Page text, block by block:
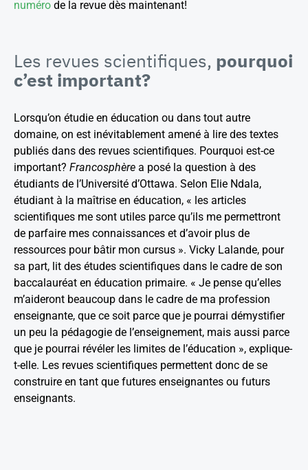
numéro de la revue dès maintenant!
Les revues scientifiques, pourquoi
c’est important?
Lorsqu’on étudie en éducation ou dans tout autre
domaine, on est inévitablement amené à lire des textes
publiés dans des revues scientifiques. Pourquoi est-ce
important? Francosphère a posé la question à des
étudiants de l’Université d’Ottawa. Selon Elie Ndala,
étudiant à la maîtrise en éducation, « les articles
scientifiques me sont utiles parce qu’ils me permettront
de parfaire mes connaissances et d’avoir plus de
ressources pour bâtir mon cursus ». Vicky Lalande, pour
sa part, lit des études scientifiques dans le cadre de son
baccalauréat en éducation primaire. « Je pense qu’elles
m’aideront beaucoup dans le cadre de ma profession
enseignante, que ce soit parce que je pourrai démystifier
un peu la pédagogie de l’enseignement, mais aussi parce
que je pourrai révéler les limites de l’éducation », explique-
t-elle. Les revues scientifiques permettent donc de se
construire en tant que futures enseignantes ou futurs
enseignants.